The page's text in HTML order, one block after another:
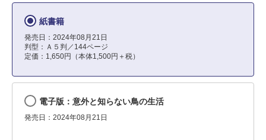
紙書籍
発売日：2024年08月21日
判型：Ａ５判／144ページ
定価：1,650円（本体1,500円＋税）
電子版：意外と知らない鳥の生活
発売日：2024年08月21日